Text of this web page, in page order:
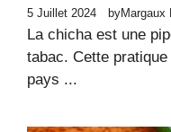
5 Juillet 2024 byMargaux
La chicha est une
tabac. Cette
pays ...